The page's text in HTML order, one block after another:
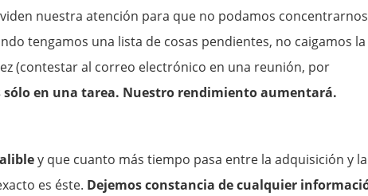
nuestra atención para que no podamos concentrarnos
tengamos una lista de cosas pendientes, no caigamos la
(contestar al correo electrónico en una reunión, por
sólo en una tarea. Nuestro rendimiento aumentará.
y que cuanto más tiempo pasa entre la adquisición y la
es éste. Dejemos constancia de cualquier